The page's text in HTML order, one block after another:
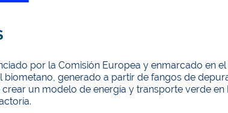
por la Comisión Europea y enmarcado en
biometano, generado a partir de fangos de
un modelo de energía y transporte verde